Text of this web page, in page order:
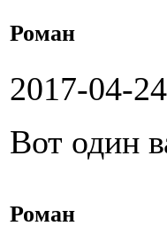
Роман
2017-04-
Вот один
Роман